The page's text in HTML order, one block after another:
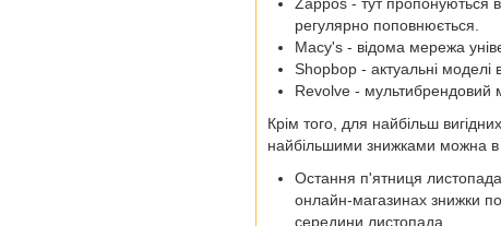
регулярно поповнюється.
Macy's - відома мережа
Shopbop - актуальні моделі
Revolve - мультибрендовий
Крім того, для найбільш
найбільшими знижками можна в
Остання п'ятниця
онлайн-магазинах знижки
середини листопада.